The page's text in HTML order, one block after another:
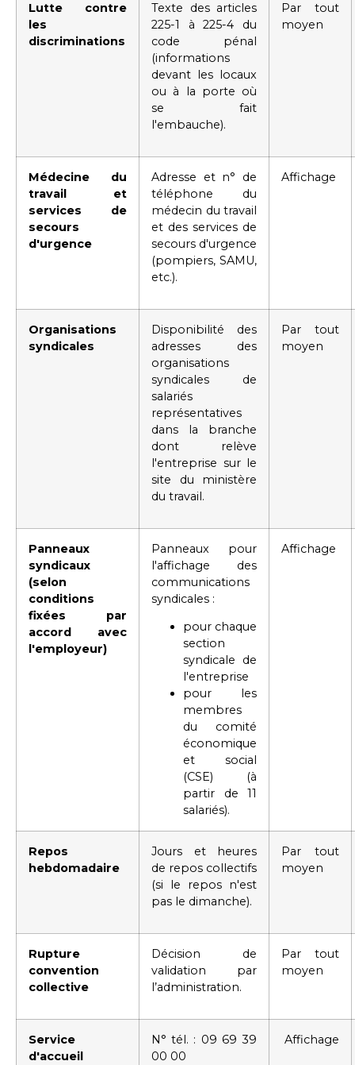
Lutte contre
les
discriminations
Texte des articles
225-1
à 225-4 du
code pénal
(informations
devant les locaux
ou à la porte où
se fait
l'embauche).
Par tout
moyen
Médecine du
travail et
services de
secours
d'urgence
Adresse et n° de
téléphone du
médecin du travail
et des services de
secours d'urgence
(pompiers, SAMU,
etc.).
Affichage
Organisations
syndicales
Disponibilité des
adresses des
organisations
syndicales de
salariés
représentatives
dans la branche
dont relève
l'entreprise sur le
site du ministère
du travail.
Par tout
moyen
Panneaux
syndicaux
(selon
conditions
fixées par
accord avec
l'employeur)
Panneaux pour
l'affichage des
communications
syndicales :
pour chaque
section
syndicale de
l'entreprise
pour les
membres
du comité
économique
et social
(CSE) (à
partir de 11
salariés).
Affichage
Repos
hebdomadaire
Jours et heures
de repos collectifs
(si le repos n'est
pas le dimanche).
Par tout
moyen
Rupture
convention
collective
Décision de
validation par
l’administration.
Par tout
moyen
Service
d'accueil
N° tél. : 09 69 39
00 00
Affichage